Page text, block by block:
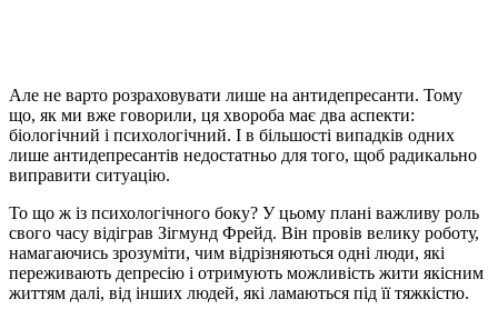
Але не варто розраховувати лише на антидепресанти. Тому
що, як ми вже говорили, ця хвороба має два аспекти:
біологічний і психологічний. І в більшості випадків одних
лише антидепресантів недостатньо для того, щоб радикально
виправити ситуацію.
То що ж із психологічного боку? У цьому плані важливу роль
свого часу відіграв Зігмунд Фрейд. Він провів велику роботу,
намагаючись зрозуміти, чим відрізняються одні люди, які
переживають депресію і отримують можливість жити якісним
життям далі, від інших людей, які ламаються під її тяжкістю.